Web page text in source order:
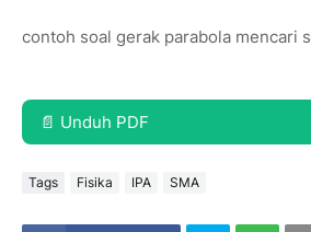
contoh soal gerak parabola mencari
📄 Unduh PDF
Tags Fisika IPA SMA